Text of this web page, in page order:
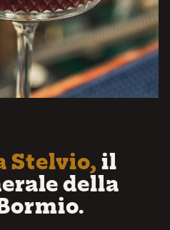
Stelvio, il
della